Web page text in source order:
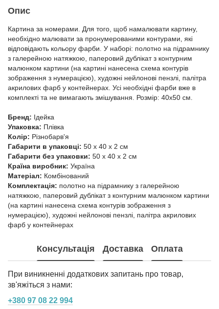
Опис
Картина за номерами. Для того, щоб намалювати картину,
необхідно малювати за пронумерованими контурами, які
відповідають кольору фарби. У наборі: полотно на підрамнику
з галерейною натяжкою, паперовий дублікат з контурним
малюнком картини (на картині нанесена схема контурів
зображення з нумерацією), художні нейлонові пензлі, палітра
акрилових фарб у контейнерах. Усі необхідні фарби вже в
комплекті та не вимагають змішування. Розмір: 40х50 см.
Бренд: Ідейка
Упаковка: Плівка
Колір: Різнобарв'я
Габарити в упаковці: 50 x 40 x 2 см
Габарити без упаковки: 50 x 40 x 2 см
Країна виробник: Україна
Матеріал: Комбінований
Комплектація: полотно на підрамнику з галерейною
натяжкою, паперовий дублікат з контурним малюнком картини
(на картині нанесена схема контурів зображення з
нумерацією), художні нейлонові пензлі, палітра акрилових
фарб у контейнерах
Консультація Доставка Оплата
При виникненні додаткових запитань про товар,
зв'яжіться з нами:
+380 97 08 22 994